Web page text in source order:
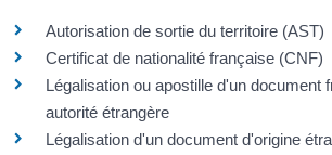
Autorisation de sortie du territoire (AST)
Certificat de nationalité française (CNF)
Légalisation ou apostille d'un document
autorité étrangère
Légalisation d'un document d'origine